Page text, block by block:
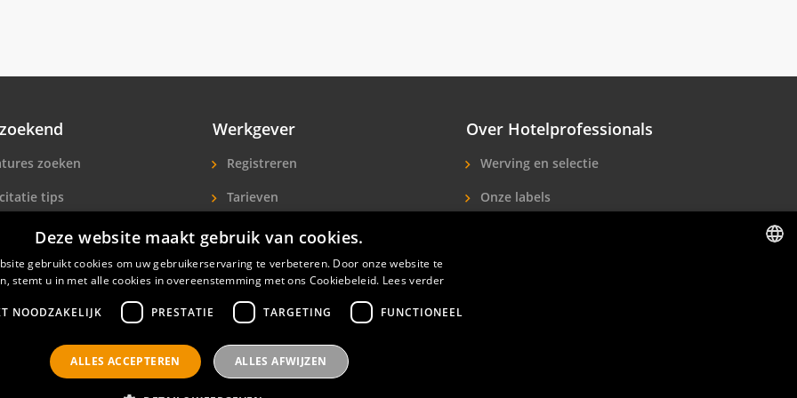
zoeken
tips
A-Z
Werkgever
Registreren
Tarieven
Extra aandacht
Hotelpersoneel zoeken
Over Hotelprofessionals
Werving en selectie
Onze labels
Privacyverklaring Contact Gebruikersvoorwaarden
Deze website maakt gebruik van cookies.
gebruikt cookies om uw gebruikerservaring te verbeteren. Door onze website te
stemt u in met alle cookies in overeenstemming met ons Cookiebeleid. Lees verder
NOODZAKELIJK PRESTATIE TARGETING FUNCTIONEEL
ALLES ACCEPTEREN ALLES AFWIJZEN